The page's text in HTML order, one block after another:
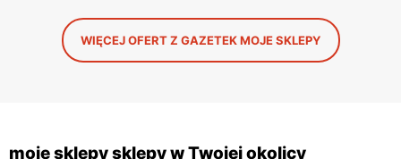
WIĘCEJ OFERT Z GAZETEK MOJE SKLEPY
moje sklepy sklepy w Twojej okolicy